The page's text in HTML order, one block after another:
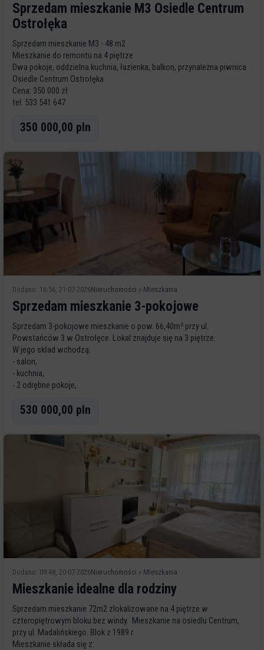
Sprzedam mieszkanie M3 Osiedle Centrum
Ostrołęka
Sprzedam mieszkanie M3 - 48 m2
Mieszkanie do remontu na 4 piętrze
Dwa pokoje, oddzielna kuchnia, łazienka, balkon, przynależna piwnica
Osiedle Centrum Ostrołęka
Cena: 350 000 zł
tel. 533 541 647
350 000,00 pln
Dodano: 16:56, 21-07-2026Nieruchomości » Mieszkania
Sprzedam mieszkanie 3-pokojowe
Sprzedam 3-pokojowe mieszkanie o pow. 66,40m² przy ul.
Powstańców 3 w Ostrołęce. Lokal znajduje się na 3 piętrze.
W jego skład wchodzą:
- salon,
- kuchnia,
- 2 odrębne pokoje,
- przedpokój
530 000,00 pln
Dodano: 09:48, 20-07-2026Nieruchomości » Mieszkania
Mieszkanie idealne dla rodziny
Sprzedam mieszkanie 72m2 zlokalizowane na 4 piętrze w
czteropiętrowym bloku bez windy. Mieszkanie na osiedlu Centrum,
przy ul. Madalińskiego. Blok z 1989 r.
Mieszkanie składa się z: